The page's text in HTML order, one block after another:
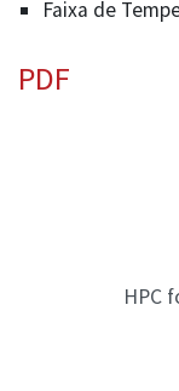
Faixa de
PDF
HPC